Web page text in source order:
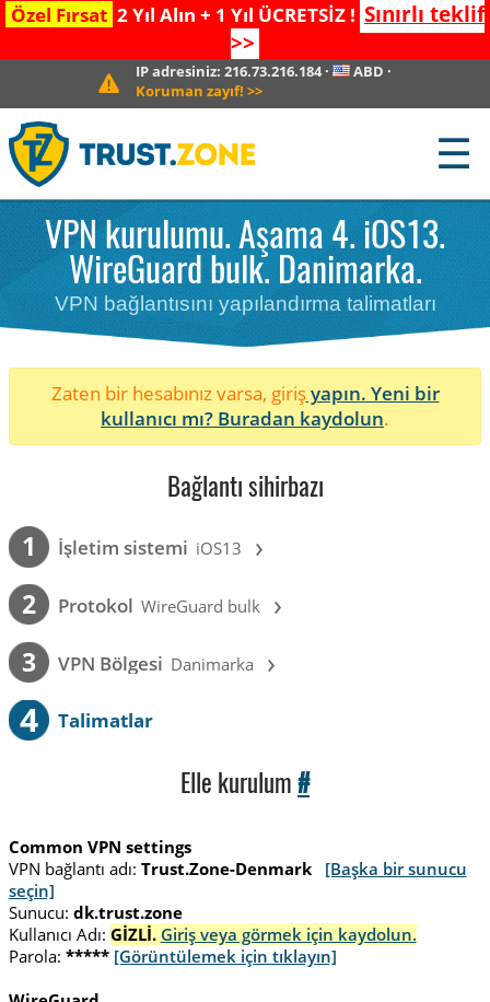
Özel Fırsat 2 Yıl Alın + 1 Yıl ÜCRETSİZ ! Sınırlı teklif
>>
IP adresiniz:216.73.216.184· ABD ·
Koruman zayıf! >>
☰
VPN kurulumu. Aşama 4. iOS13.
WireGuard bulk. Danimarka.
VPN bağlantısını yapılandırma talimatları
Zaten bir hesabınız varsa, girişyapın. Yeni bir
kullanıcı mı? Buradan kaydolun.
Bağlantı sihirbazı
1 İşletim sistemi iOS13 ›
2 Protokol WireGuard bulk ›
3 VPN Bölgesi Danimarka ›
4 Talimatlar
Elle kurulum #
Common VPN settings
VPN bağlantı adı: Trust.Zone-Denmark
[Başka bir sunucu
seçin]
Sunucu: dk.trust.zone
Kullanıcı Adı: GİZLİ. Giriş veya görmek için kaydolun.
Parola: ***** [Görüntülemek için tıklayın]